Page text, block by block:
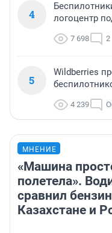
4
логоцентр
7 698 2
5
Wildberries
4 239
МНЕНИЕ
«Машина
полетела».
сравнил
Казахстане и